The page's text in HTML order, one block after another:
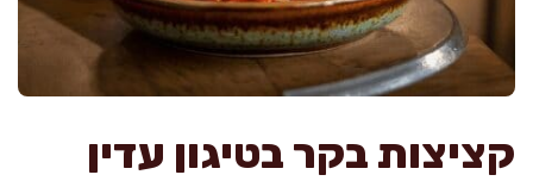
קציצות בקר בטיגון עדין